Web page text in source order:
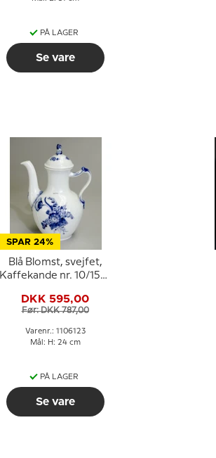
PÅ LAGER
Se vare
SPAR 24%
Blå Blomst, svejfet,
Kaffekande nr. 10/1517
Copenhagen
DKK 595,00
Før: DKK 787,00
Varenr.: 1106123
Mål: H: 24 cm
PÅ LAGER
Se vare